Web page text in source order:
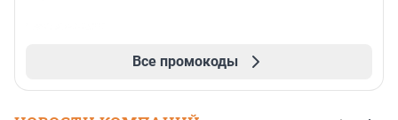
Все промокоды